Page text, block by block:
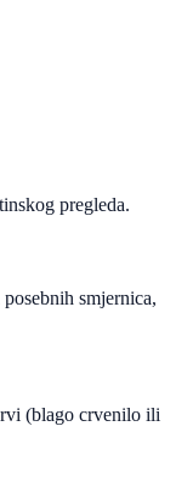
pregleda.
smjernica,
(blago crvenilo ili